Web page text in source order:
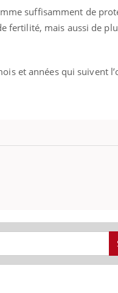
suffisamment de
fertilité, mais aussi de
et années qui suivent
patients comme parfois